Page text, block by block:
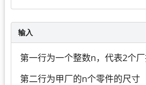
输入
第一行为一个整数n，代表2个
第二行为甲厂的n个零件的尺寸